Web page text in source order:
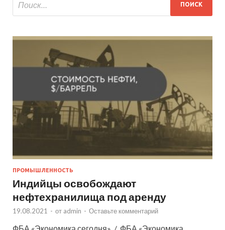
ПРОМЫШЛЕННОСТЬ
Индийцы освобождают
нефтехранилища под аренду
19.08.2021 - от admin - Оставьте комментарий